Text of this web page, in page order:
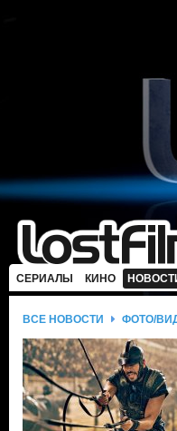
СЕРИАЛЫ КИНО
ВСЕ НОВОСТИ ФОТО/